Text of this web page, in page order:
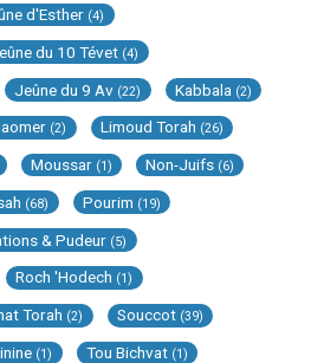
d'Esther (4)
du 10 Tévet (4)
Jeûne du 9 Av (22) Kabbala (2)
(2) Limoud Torah (26)
Moussar (1) Non-Juifs (6)
(68) Pourim (19)
& Pudeur (5)
Roch 'Hodech (1)
Torah (2) Souccot (39)
(1) Tou Bichvat (1)